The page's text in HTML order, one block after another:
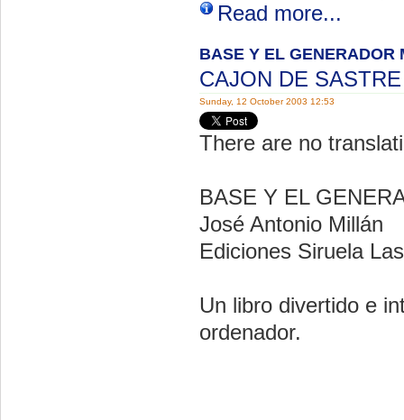
Read more...
BASE Y EL GENERADOR
CAJON DE
Sunday, 12 October 2003 12:53
There are no
BASE Y EL
José Antonio Millán
Ediciones Siruela
Un libro divertido e
ordenador.